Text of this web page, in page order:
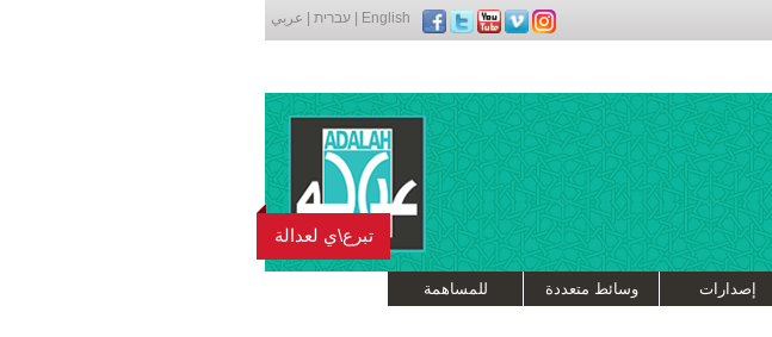
English עברית عربي
إصدارات وسائط متعددة للمساهمة
تبرع\ي لعدالة